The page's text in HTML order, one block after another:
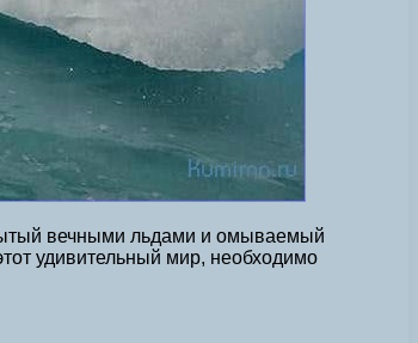
вечными льдами и омываемый
удивительный мир, необходимо